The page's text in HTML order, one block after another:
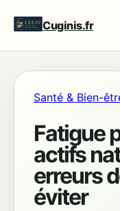
Cuginis.fr
Santé & Bien-
Fatigue
actifs
erreurs
éviter